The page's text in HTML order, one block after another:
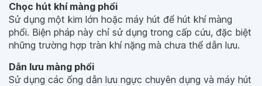
Chọc hút khí màng phổi
Sử dụng một kim lớn hoặc máy hút để hút khí màng
phổi. Biện pháp này chỉ sử dụng trong cấp cứu, đặc biệt
những trường hợp tràn khí nặng mà chưa thể dẫn lưu.
Dẫn lưu màng phổi
Sử dụng các ống dẫn lưu ngực chuyên dụng và máy hút